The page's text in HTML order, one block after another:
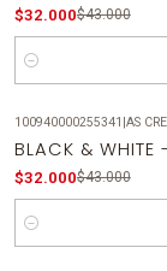
$32.000$43.000
Cantidad
100940000255341 |AS
BLACK &
$32.000$43.000
Cantidad